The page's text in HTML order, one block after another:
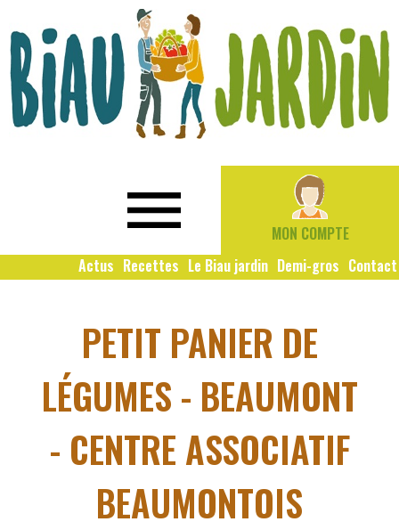
MON COMPTE
Actus Recettes Le Biau jardin Demi-gros Contact
PETIT PANIER DE
LÉGUMES - BEAUMONT
- CENTRE ASSOCIATIF
BEAUMONTOIS